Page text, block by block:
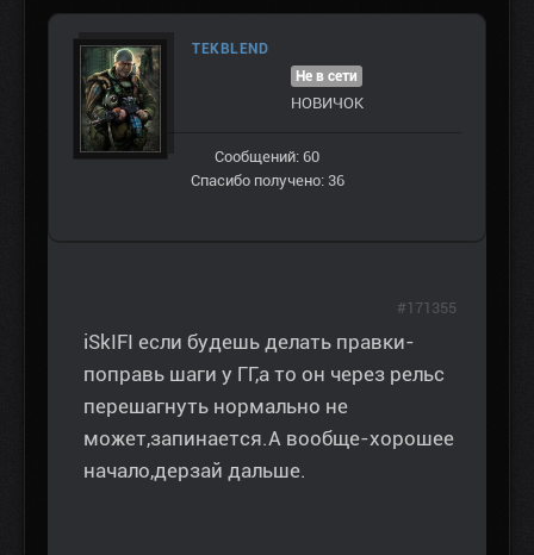
TEKBLEND
Не в сети
НОВИЧОК
Сообщений: 60
Спасибо получено: 36
iSkIFI если будешь делать правки-
поправь шаги у ГГ,а то он через рельс
перешагнуть нормально не
может,запинается.А вообще-хорошее
начало,дерзай дальше.
#171355